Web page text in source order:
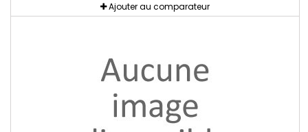
Ajouter au comparateur